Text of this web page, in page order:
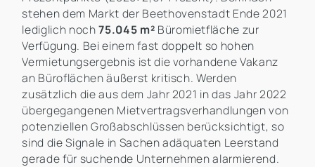
stehen dem Markt der Beethovenstadt Ende 2021
lediglich noch75.045 m² Büromietfläche zur
Verfügung. Bei einem fast doppelt so hohen
Vermietungsergebnis ist die vorhandene Vakanz
an Büroflächen äußerst kritisch. Werden
zusätzlich die aus dem Jahr 2021 in das Jahr 2022
übergegangenen Mietvertragsverhandlungen von
potenziellen Großabschlüssen berücksichtigt, so
sind die Signale in Sachen adäquaten Leerstand
gerade für suchende Unternehmen alarmierend.